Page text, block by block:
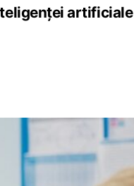
artificiale